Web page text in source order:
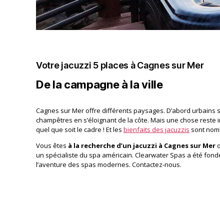
Votre jacuzzi 5 places à Cagnes sur Mer
De la campagne à la ville
Cagnes sur Mer offre différents paysages. D’abord urbains
champêtres en s’éloignant de la côte. Mais une chose
quel que soit le cadre ! Et les bienfaits des jacuzzis sont
Vous êtes à la recherche d’un jacuzzi à Cagnes sur Mer
un spécialiste du spa américain. Clearwater Spas a été
l’aventure des spas modernes. Contactez-nous.